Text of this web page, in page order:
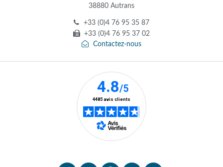
38880 Autrans
+33 (0)4 76 95 35 87
+33 (0)4 76 95 37 02
Contactez-nous